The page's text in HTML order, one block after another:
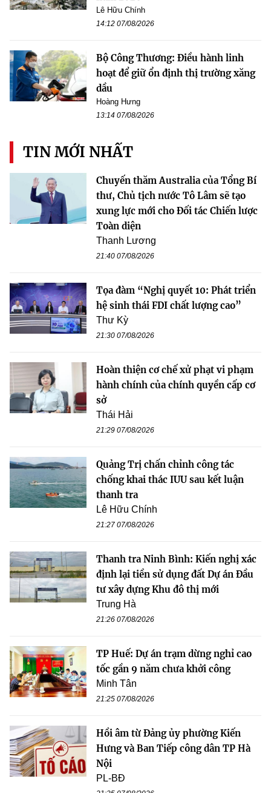
Lê Hữu Chính
14:12 07/08/2026
Bộ Công Thương: Điều hành linh
hoạt để giữ ổn định thị trường xăng
dầu
Hoàng Hưng
13:14 07/08/2026
TIN MỚI NHẤT
Chuyến thăm Australia của Tổng Bí
thư, Chủ tịch nước Tô Lâm sẽ tạo
xung lực mới cho Đối tác Chiến lược
Toàn diện
Thanh Lương
21:40 07/08/2026
Tọa đàm “Nghị quyết 10: Phát triển
hệ sinh thái FDI chất lượng cao”
Thư Kỳ
21:30 07/08/2026
Hoàn thiện cơ chế xử phạt vi phạm
hành chính của chính quyền cấp cơ
sở
Thái Hải
21:29 07/08/2026
Quảng Trị chấn chỉnh công tác
chống khai thác IUU sau kết luận
thanh tra
Lê Hữu Chính
21:27 07/08/2026
Thanh tra Ninh Bình: Kiến nghị xác
định lại tiền sử dụng đất Dự án Đầu
tư xây dựng Khu đô thị mới
Trung Hà
21:26 07/08/2026
TP Huế: Dự án trạm dừng nghỉ cao
tốc gần 9 năm chưa khởi công
Minh Tân
21:25 07/08/2026
Hồi âm từ Đảng ủy phường Kiến
Hưng và Ban Tiếp công dân TP Hà
Nội
PL-BĐ